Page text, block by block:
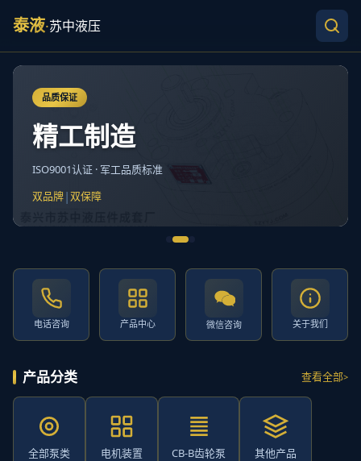
泰液·苏中液压
品质保证
精工制造
ISO9001认证 · 军工品质标准
双品牌|双保障
电话咨询 产品中心 微信咨询 关于我们
产品分类 查看全部
全部泵类 电机装置 CB-B齿轮泵 其他产品